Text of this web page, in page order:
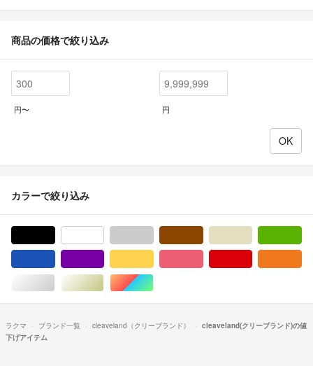
商品の価格で絞り込み
円〜 円
カラーで絞り込み
シルバー/銀色系ゴールド/金色系マルチカラー
ラクマ ブランド一覧 cleaveland（クリーブランド）
cleaveland(クリーブランド)の値
下げアイテム